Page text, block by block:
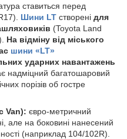
ставиться перед
Шини LT створені для
(Toyota Land
На відміну від міського
шини «LT»
ударних навантажень
надміцний багатошаровий
порізів об гостре
Van): євро-метричний
але на боковині нанесений
(наприклад 104/102R).